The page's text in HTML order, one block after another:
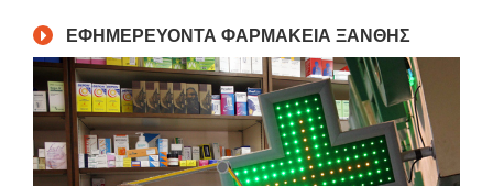
ΕΦΗΜΕΡΕΥΟΝΤΑ ΦΑΡΜΑΚΕΙΑ ΞΑΝΘΗΣ